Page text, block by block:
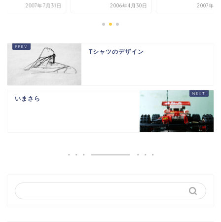
2007年7月31日 2006年4月30日 2007年5
Tシャツのデザイン
いまさら